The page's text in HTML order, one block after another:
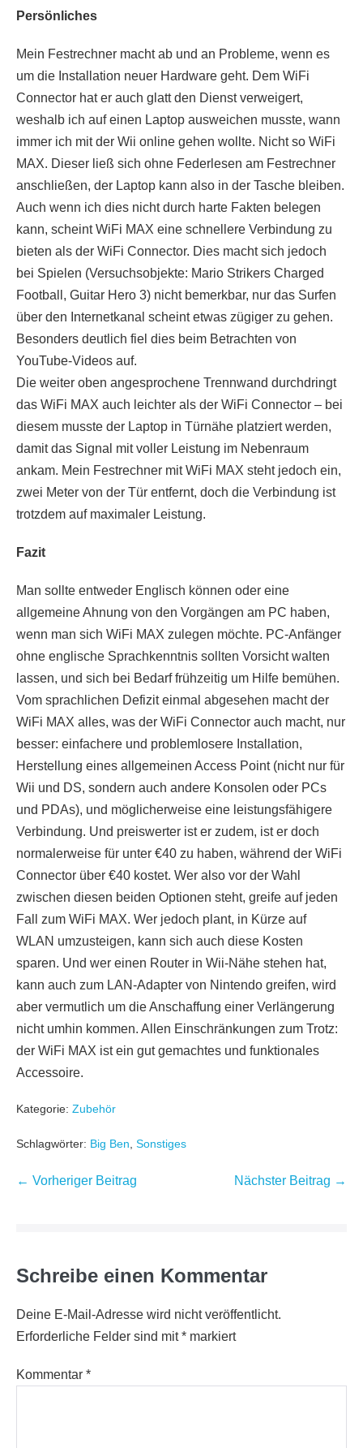
Persönliches
Mein Festrechner macht ab und an Probleme, wenn es
um die Installation neuer Hardware geht. Dem WiFi
Connector hat er auch glatt den Dienst verweigert,
weshalb ich auf einen Laptop ausweichen musste, wann
immer ich mit der Wii online gehen wollte. Nicht so WiFi
MAX. Dieser ließ sich ohne Federlesen am Festrechner
anschließen, der Laptop kann also in der Tasche bleiben.
Auch wenn ich dies nicht durch harte Fakten belegen
kann, scheint WiFi MAX eine schnellere Verbindung zu
bieten als der WiFi Connector. Dies macht sich jedoch
bei Spielen (Versuchsobjekte: Mario Strikers Charged
Football, Guitar Hero 3) nicht bemerkbar, nur das Surfen
über den Internetkanal scheint etwas zügiger zu gehen.
Besonders deutlich fiel dies beim Betrachten von
YouTube-Videos auf.
Die weiter oben angesprochene Trennwand durchdringt
das WiFi MAX auch leichter als der WiFi Connector – bei
diesem musste der Laptop in Türnähe platziert werden,
damit das Signal mit voller Leistung im Nebenraum
ankam. Mein Festrechner mit WiFi MAX steht jedoch ein,
zwei Meter von der Tür entfernt, doch die Verbindung ist
trotzdem auf maximaler Leistung.
Fazit
Man sollte entweder Englisch können oder eine
allgemeine Ahnung von den Vorgängen am PC haben,
wenn man sich WiFi MAX zulegen möchte. PC-Anfänger
ohne englische Sprachkenntnis sollten Vorsicht walten
lassen, und sich bei Bedarf frühzeitig um Hilfe bemühen.
Vom sprachlichen Defizit einmal abgesehen macht der
WiFi MAX alles, was der WiFi Connector auch macht, nur
besser: einfachere und problemlosere Installation,
Herstellung eines allgemeinen Access Point (nicht nur für
Wii und DS, sondern auch andere Konsolen oder PCs
und PDAs), und möglicherweise eine leistungsfähigere
Verbindung. Und preiswerter ist er zudem, ist er doch
normalerweise für unter €40 zu haben, während der WiFi
Connector über €40 kostet. Wer also vor der Wahl
zwischen diesen beiden Optionen steht, greife auf jeden
Fall zum WiFi MAX. Wer jedoch plant, in Kürze auf
WLAN umzusteigen, kann sich auch diese Kosten
sparen. Und wer einen Router in Wii-Nähe stehen hat,
kann auch zum LAN-Adapter von Nintendo greifen, wird
aber vermutlich um die Anschaffung einer Verlängerung
nicht umhin kommen. Allen Einschränkungen zum Trotz:
der WiFi MAX ist ein gut gemachtes und funktionales
Accessoire.
Kategorie: Zubehör
Schlagwörter: Big Ben, Sonstiges
Beitragsnavigation
← Vorheriger Beitrag Nächster Beitrag →
Schreibe einen Kommentar
Deine E-Mail-Adresse wird nicht veröffentlicht.
Erforderliche Felder sind mit* markiert
Kommentar *